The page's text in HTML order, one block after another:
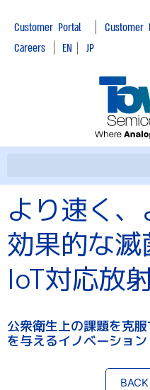
Customer Portal| Customer
Careers | EN | JP
より速く
効果的な
IoT対応放
公衆衛生上の課題を克
を与えるイノベーション